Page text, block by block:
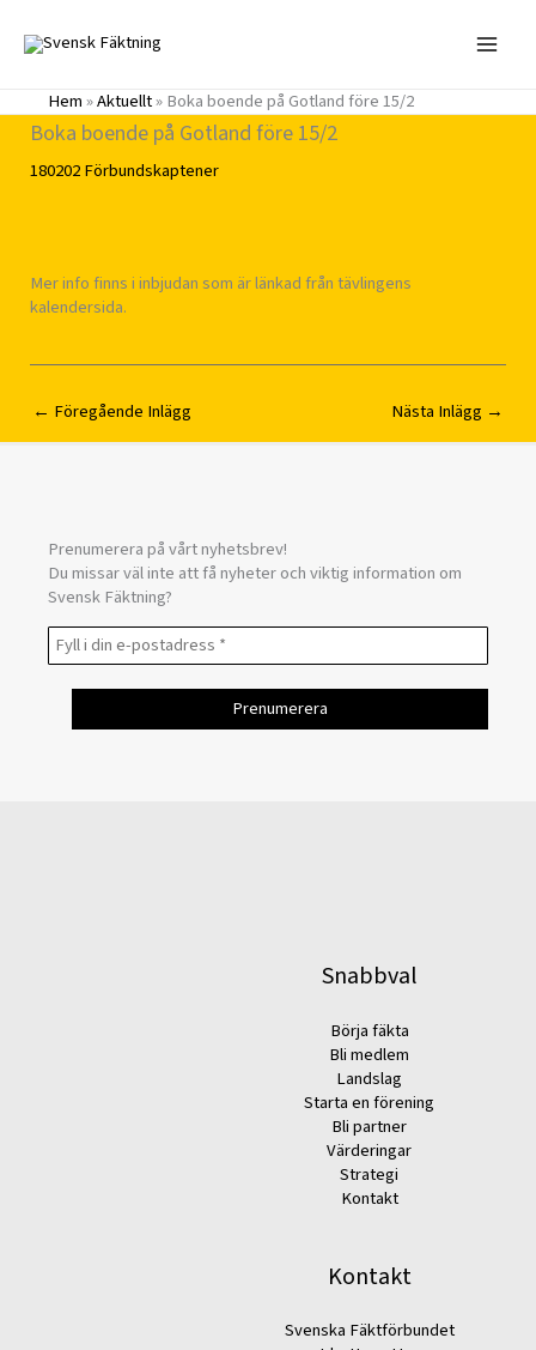
innehåll
Hem»Aktuellt»Boka boende på Gotland före 15/2
Boka boende på Gotland före 15/2
180202Förbundskaptener
Mer info finns i inbjudan som är länkad från tävlingens
kalendersida.
← Föregående Inlägg Nästa Inlägg →
Prenumerera på vårt nyhetsbrev!
Du missar väl inte att få nyheter och viktig information om
Svensk Fäktning?
Snabbval
Börja fäkta
Bli medlem
Landslag
Starta en förening
Bli partner
Värderingar
Strategi
Kontakt
Kontakt
Svenska Fäktförbundet